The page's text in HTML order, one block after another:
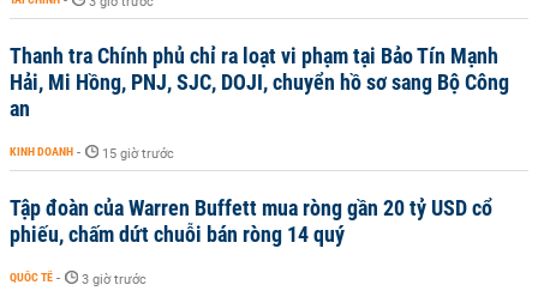
Thanh tra Chính phủ chỉ ra loạt vi phạm tại Bảo Tín Mạnh
Hải, Mi Hồng, PNJ, SJC, DOJI, chuyển hồ sơ sang Bộ Công
an
KINH DOANH - 15 giờ trước
Tập đoàn của Warren Buffett mua ròng gần 20 tỷ USD cổ
phiếu, chấm dứt chuỗi bán ròng 14 quý
QUỐC TẾ - 3 giờ trước